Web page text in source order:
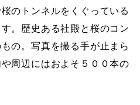
のトンネルをくぐっている
。歴史ある社殿と桜のコン
の。写真を撮る手が止まら
周辺にはおよそ５００本の